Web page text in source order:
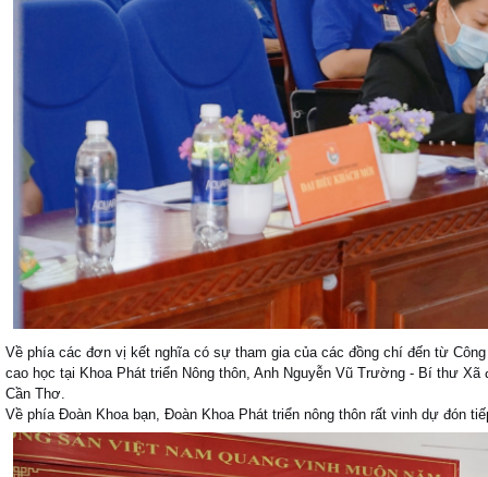
Về phía các đơn vị kết nghĩa có sự tham gia của các đồng chí đến từ
cao học tại Khoa Phát triển Nông thôn, Anh Nguyễn Vũ Trường - Bí thư
Cần Thơ.
Về phía Đoàn Khoa bạn, Đoàn Khoa Phát triển nông thôn rất vinh dự đón